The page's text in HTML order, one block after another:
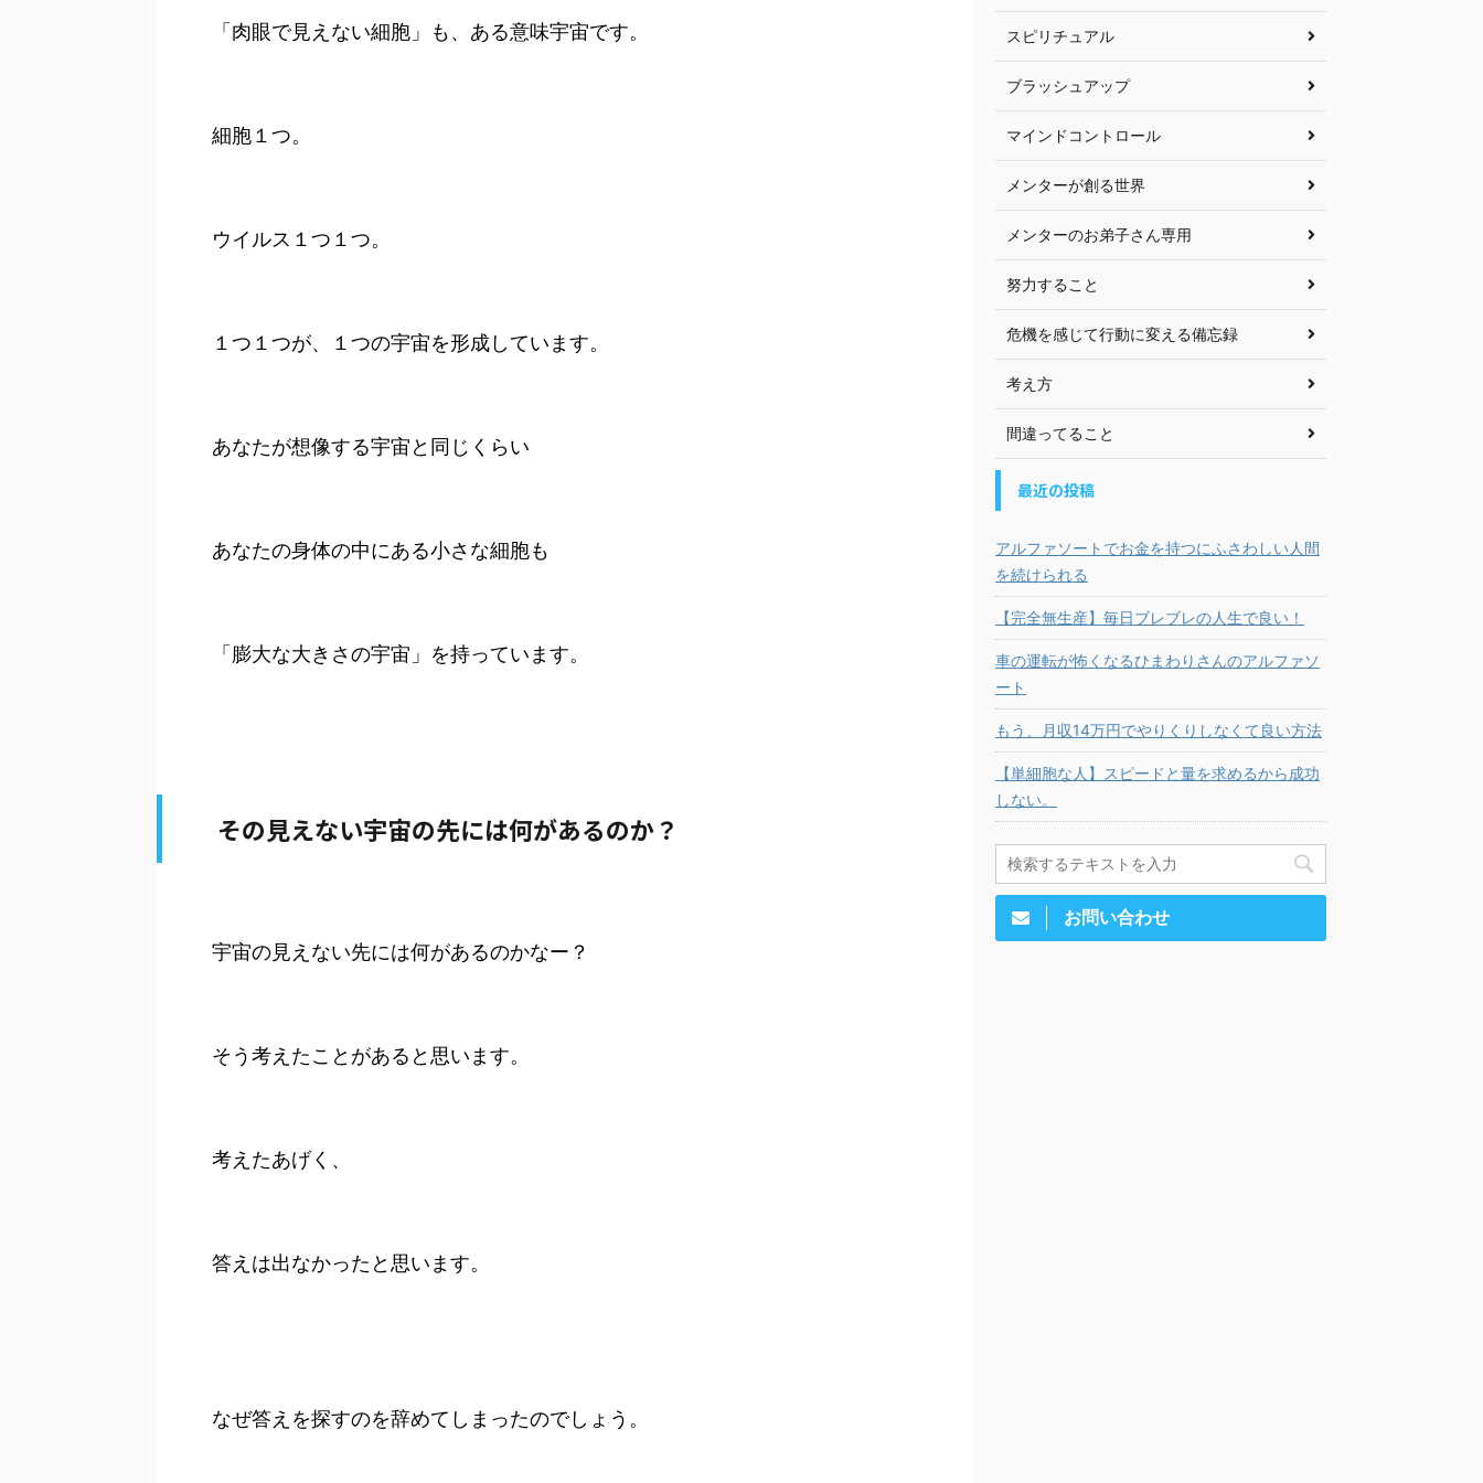
「肉眼で見えない細胞」も、ある意味宇宙です。
細胞１つ。
ウイルス１つ１つ。
１つ１つが、１つの宇宙を形成しています。
あなたが想像する宇宙と同じくらい
あなたの身体の中にある小さな細胞も
「膨大な大きさの宇宙」を持っています。
その見えない宇宙の先には何があるのか？
宇宙の見えない先には何があるのかなー？
そう考えたことがあると思います。
考えたあげく、
答えは出なかったと思います。
なぜ答えを探すのを辞めてしまったのでしょう。
スピリチュアル
ブラッシュアップ
マインドコントロール
メンターが創る世界
メンターのお弟子さん専用
努力すること
危機を感じて行動に変える備忘録
考え方
間違ってること
最近の投稿
アルファソートでお金を持つにふさわしい人間
を続けられる
【完全無生産】毎日ブレブレの人生で良い！
車の運転が怖くなるひまわりさんのアルファソ
ート
もう、月収14万円でやりくりしなくて良い方法
【単細胞な人】スピードと量を求めるから成功
しない。
お問い合わせ